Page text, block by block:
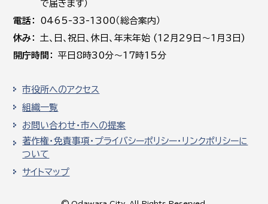
で届きます）
電話
0465-33-1300（総合案内）
休み
土､日､祝日、休日、年末年始 (12月29日～1月3日)
開庁時間
平日8時30分～17時15分
市役所へのアクセス
組織一覧
お問い合わせ・市への提案
著作権・免責事項・プライバシーポリシー・リンクポリシーに
ついて
サイトマップ